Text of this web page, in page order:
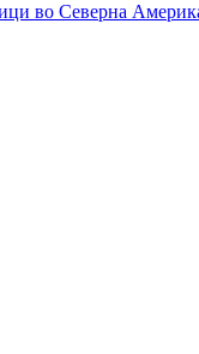
во Северна